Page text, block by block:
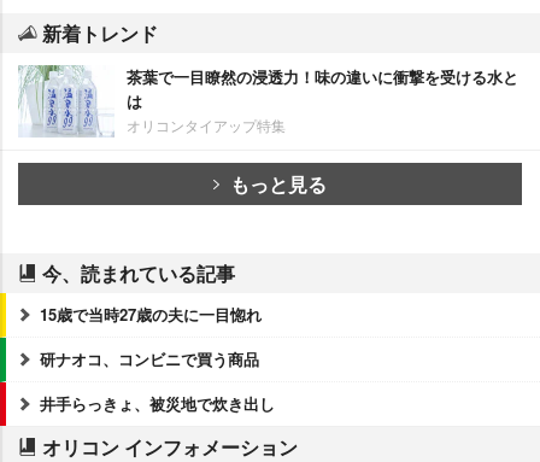
新着トレンド
茶葉で一目瞭然の浸透力！味の違いに衝撃を受ける水と
は
オリコンタイアップ特集
もっと見る
今、読まれている記事
15歳で当時27歳の夫に一目惚れ
研ナオコ、コンビニで買う商品
井手らっきょ、被災地で炊き出し
オリコン インフォメーション